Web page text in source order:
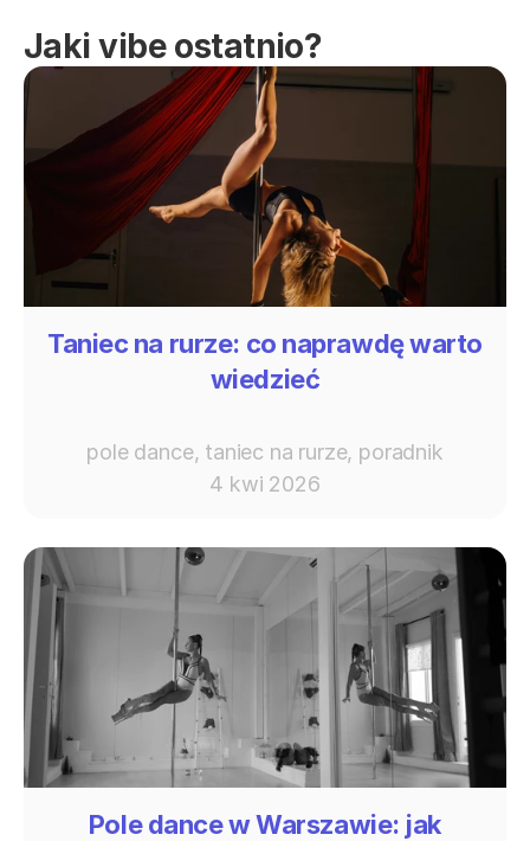
Jaki vibe ostatnio?
Taniec na rurze: co naprawdę warto
wiedzieć
pole dance, taniec na rurze, poradnik
4 kwi 2026
Pole dance w Warszawie: jak